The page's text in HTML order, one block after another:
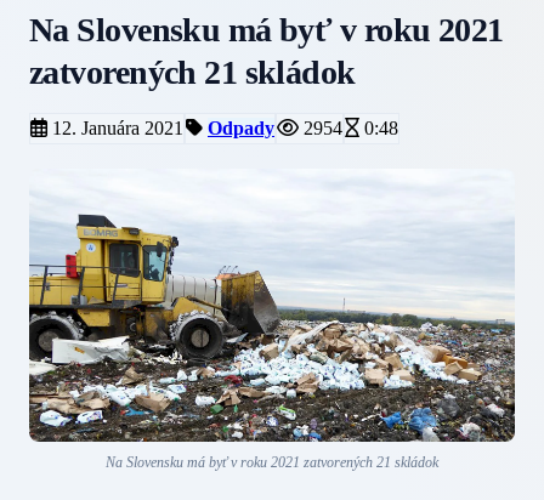
Na Slovensku má byť v roku 2021
zatvorených 21 skládok
12. Januára 2021 Odpady 2954 0:48
Na Slovensku má byť v roku 2021 zatvorených 21 skládok